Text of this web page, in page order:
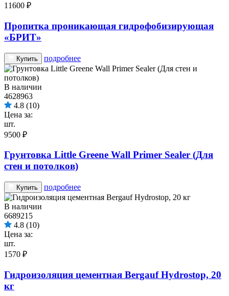
11600 ₽
Пропитка проникающая гидрофобизирующая
«БРИТ»
Купить подробнее
В наличии
4628963
4.8 (10)
Цена за:
шт.
9500 ₽
Грунтовка Little Greene Wall Primer Sealer (Для
стен и потолков)
Купить подробнее
В наличии
6689215
4.8 (10)
Цена за:
шт.
1570 ₽
Гидроизоляция цементная Bergauf Hydrostop, 20
кг